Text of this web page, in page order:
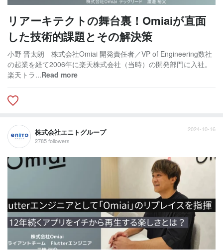
リアーキテクトの舞台裏！Omiaiが直面
した技術的課題とその解決策
小野 晋太朗 株式会社Omiai 開発責任者／VP of Engineering数社
の起業を経て2006年に楽天株式会社（当時）の開発部門に入社。
楽天トラ...Read more
株式会社エニトグループ
2785 followers
2024-10-16